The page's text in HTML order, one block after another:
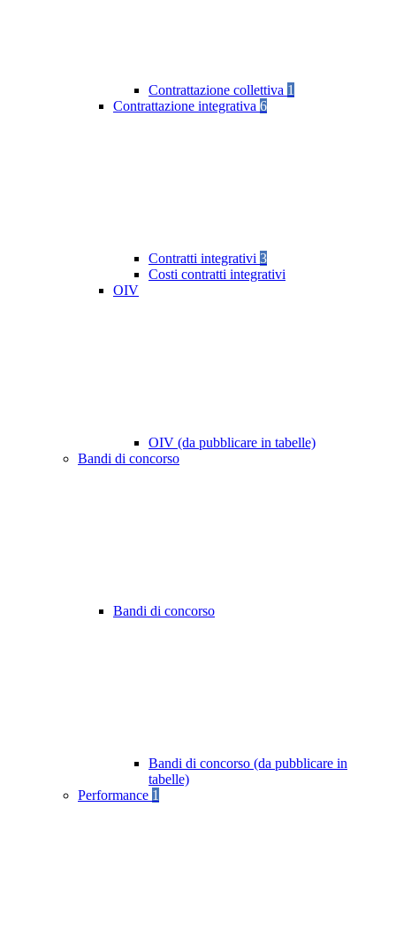
Contrattazione collettiva 1
Contrattazione integrativa 6
Contratti integrativi 3
Costi contratti integrativi
OIV
OIV (da pubblicare in tabelle)
Bandi di concorso
Bandi di concorso
Bandi di concorso (da pubblicare in
tabelle)
Performance 1